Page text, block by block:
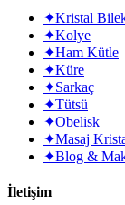
✦Kristal
✦Kolye
✦Ham Kütle
✦Küre
✦Sarkaç
✦Tütsü
✦Obelisk
✦Masaj
✦Blog &
İletişim